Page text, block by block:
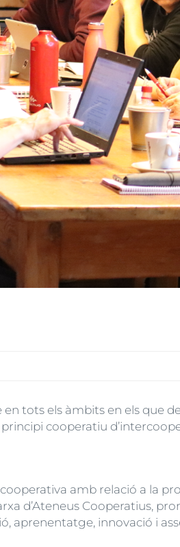
tots els àmbits en els que
cooperatiu
amb relació a la
d’Ateneus Cooperatius,
aprenentatge, innovació i